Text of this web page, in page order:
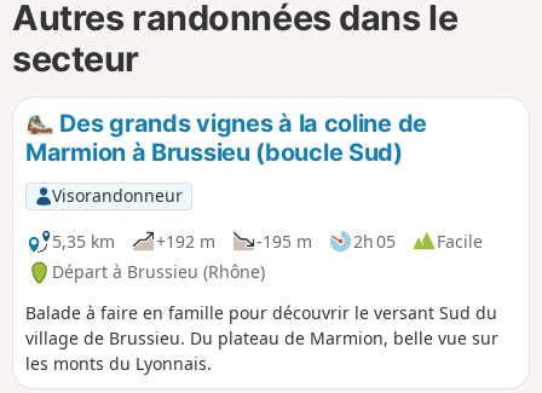
Autres randonnées dans le
secteur
Des grands vignes à la coline de
Marmion à Brussieu (boucle Sud)
Visorandonneur
5,35 km
+192 m -195 m 2h 05
Facile
Départ à Brussieu (Rhône)
Balade à faire en famille pour découvrir le versant Sud du
village de Brussieu. Du plateau de Marmion, belle vue sur
les monts du Lyonnais.